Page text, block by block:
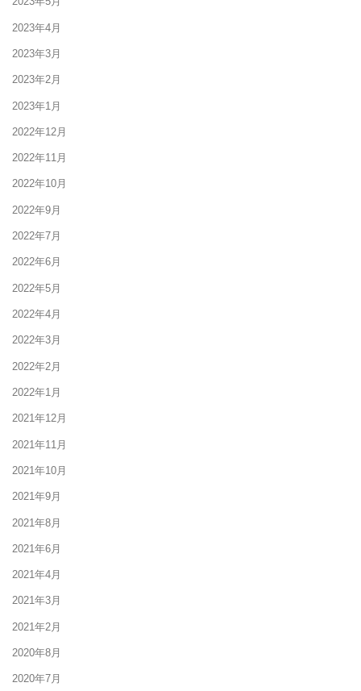
2023年4月
2023年3月
2023年2月
2023年1月
2022年12月
2022年11月
2022年10月
2022年9月
2022年7月
2022年6月
2022年5月
2022年4月
2022年3月
2022年2月
2022年1月
2021年12月
2021年11月
2021年10月
2021年9月
2021年8月
2021年6月
2021年4月
2021年3月
2021年2月
2020年8月
2020年7月